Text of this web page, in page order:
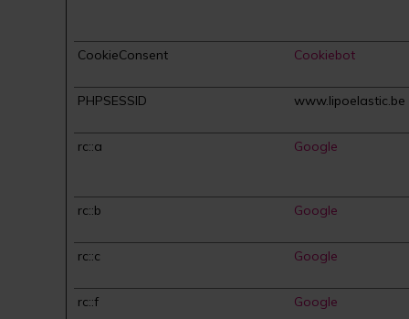
CookieConsent Cookiebot
PHPSESSID www.lipoelastic.be
rc::a Google
rc::b Google
rc::c
Google
rc::f
Google